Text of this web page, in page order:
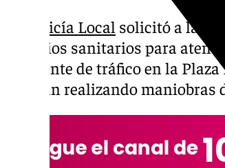
Policía Local solicitó a las
servicios sanitarios para
accidente de tráfico en la
estaban realizando maniobras